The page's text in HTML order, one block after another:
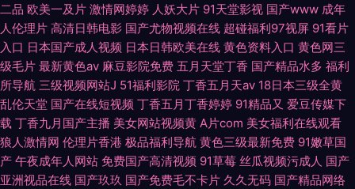
二品 欧美一及片 激情网婷婷 人妖大片 91天堂影视 国产www 成年
人伦理片 高清日韩电影 国产尤物视频在线 超碰福利97视屏 91看片
入口 日本国产成人视频 日本日韩欧美在线 黄色资料入口 黄色网三
级毛片 最新黄色av 麻豆影院免费 五月天堂丁香 国产精品水多 福利
所导航 三级视频网站J 51福利影院 丁香五月天av 18日本三级全黄
乱伦天堂 国产在线短视频 丁香五月丁香婷婷 91精品又 爱豆传媒下
载 丁香九月国产主播 美女网站视频黄 A片com 美女福利在线观看
狼人激情网 伦理片香港 极品福利导航 黄色三级最新免费 91嫩草国
产 午夜成年人网站 免费国产高清视频 91草莓 丝瓜视频污成人 国产
亚洲视品在线 国产玖玖 国产免费毛不卡片 久久无码 国产精品网络